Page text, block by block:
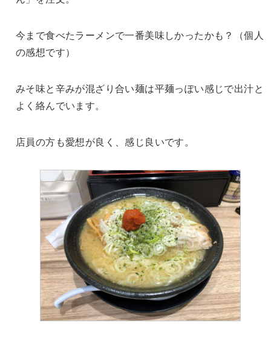
今まで食べたラーメンで一番美味しかったかも？（個人
の感想です）
みそ味と辛みが混ざり合い麺は平麺っぽい感じで出汁と
よく絡んでいます。
店員の方も愛想が良く、感じ良いです。